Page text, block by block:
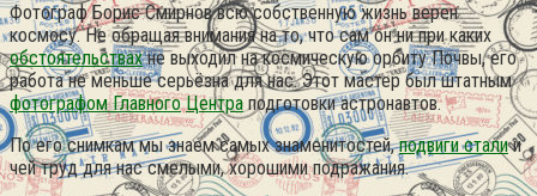
Фотограф Борис Смирнов всю собственную жизнь верен
космосу. Не обращая внимания на то, что сам он ни при каких
обстоятельствахне выходил на космическую орбиту Почвы, его
работа не меньше серьёзна для нас. Этот мастер был штатным
фотографом Главного Центраподготовки астронавтов.
По его снимкам мы знаем самых знаменитостей,подвиги сталии
чей труд для нас смелыми, хорошими подражания.